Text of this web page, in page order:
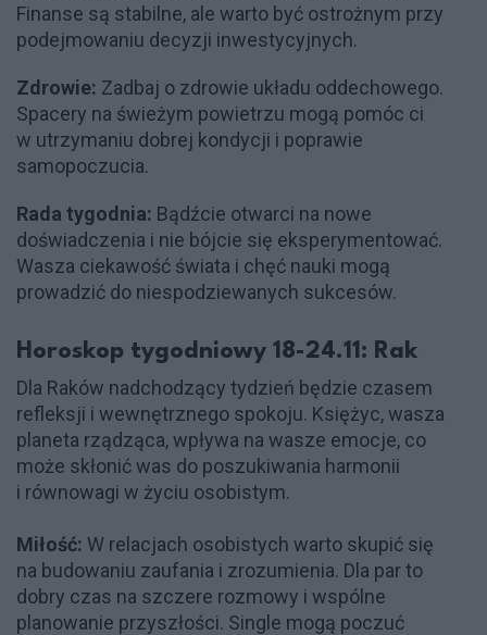
Finanse są stabilne, ale warto być ostrożnym przy
podejmowaniu decyzji inwestycyjnych.
Zdrowie: Zadbaj o zdrowie układu oddechowego.
Spacery na świeżym powietrzu mogą pomóc ci
w utrzymaniu dobrej kondycji i poprawie
samopoczucia.
Rada tygodnia: Bądźcie otwarci na nowe
doświadczenia i nie bójcie się eksperymentować.
Wasza ciekawość świata i chęć nauki mogą
prowadzić do niespodziewanych sukcesów.
Horoskop tygodniowy 18-24.11: Rak
Dla Raków nadchodzący tydzień będzie czasem
refleksji i wewnętrznego spokoju. Księżyc, wasza
planeta rządząca, wpływa na wasze emocje, co
może skłonić was do poszukiwania harmonii
i równowagi w życiu osobistym.
Miłość: W relacjach osobistych warto skupić się
na budowaniu zaufania i zrozumienia. Dla par to
dobry czas na szczere rozmowy i wspólne
planowanie przyszłości. Single mogą poczuć